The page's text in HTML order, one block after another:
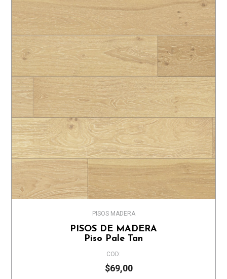
PISOS MADERA
PISOS DE MADERA
Piso Pale Tan
COD:
$69,00